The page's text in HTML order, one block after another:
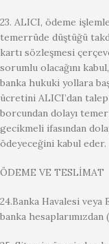
23. ALICI, ödeme
temerrüde düştüğü
kartı sözleşmesi
sorumlu olacağını
banka hukuki yollara
ücretini ALICI’dan
borcundan dolayı
gecikmeli ifasından
ödeyeceğini kabul eder.
ÖDEME VE TESLİMAT
24.Banka Havalesi
banka